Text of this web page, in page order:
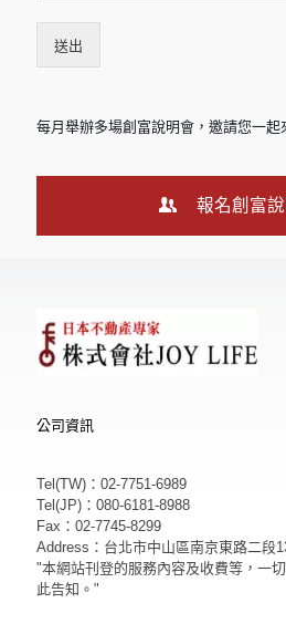
送出
每月舉辦多場創富說明會，邀請您一起
報名創富
公司資訊
Tel(TW)：02-7751-6989
Tel(JP)：080-6181-8988
Fax：02-7745-8299
Address：台北市中山區南京東路二段
"本網站刊登的服務內容及收費等，一
此告知。"